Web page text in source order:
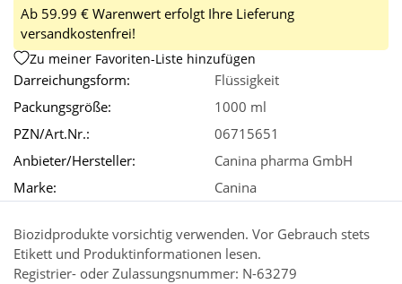
Ab 59.99 € Warenwert erfolgt Ihre Lieferung
versandkostenfrei!
Zu meiner Favoriten-Liste hinzufügen
Darreichungsform:
Flüssigkeit
Packungsgröße:
1000 ml
PZN/Art.Nr.:
06715651
Anbieter/Hersteller:
Canina pharma GmbH
Marke:
Canina
Biozidprodukte vorsichtig verwenden. Vor Gebrauch stets
Etikett und Produktinformationen lesen.
Registrier- oder Zulassungsnummer: N-63279